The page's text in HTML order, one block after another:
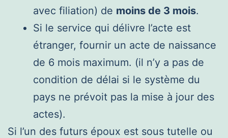
avec filiation) de moins de 3 mois.
Si le service qui délivre l’acte est
étranger, fournir un acte de naissance
de 6 mois maximum. (il n’y a pas de
condition de délai si le système du
pays ne prévoit pas la mise à jour des
actes).
Si l’un des futurs époux est sous tutelle ou